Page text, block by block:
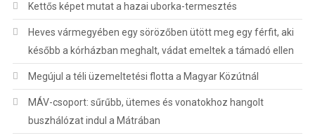
Kettős képet mutat a hazai uborka-termesztés
Heves vármegyében egy sörözőben ütött meg egy férfit, aki
később a kórházban meghalt, vádat emeltek a támadó ellen
Megújul a téli üzemeltetési flotta a Magyar Közútnál
MÁV-csoport: sűrűbb, ütemes és vonatokhoz hangolt
buszhálózat indul a Mátrában